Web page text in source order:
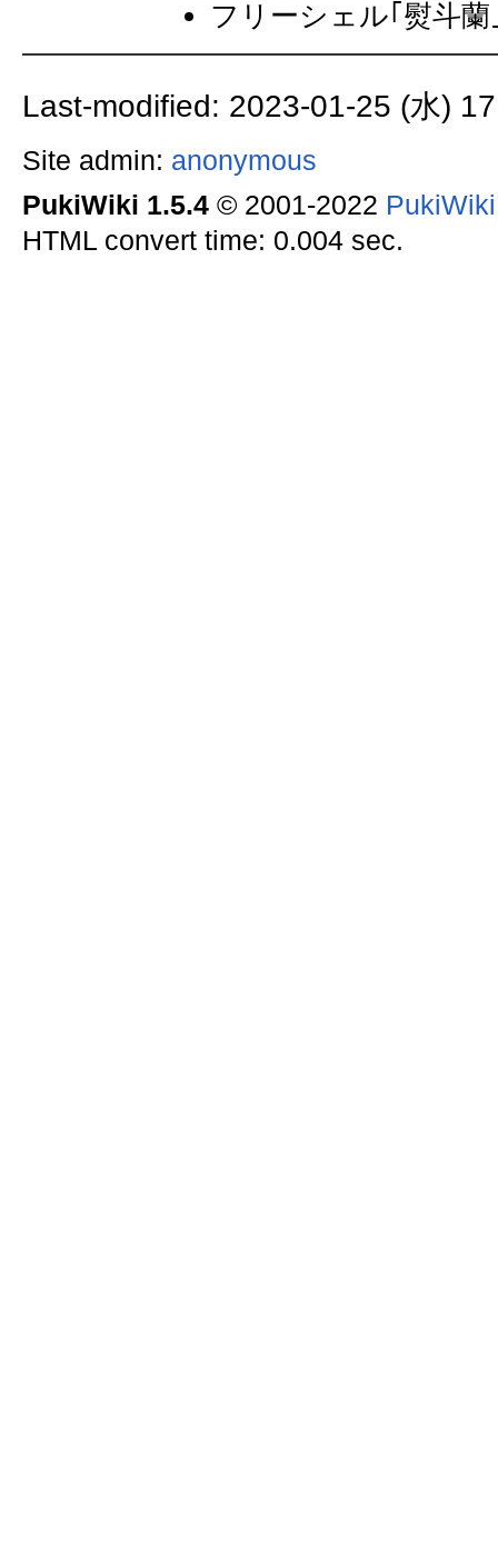
フリーシェル｢熨斗
Last-modified: 2023-01-25 (水)
Site admin: anonymous
PukiWiki 1.5.4© 2001-2022
HTML convert time: 0.004 sec.